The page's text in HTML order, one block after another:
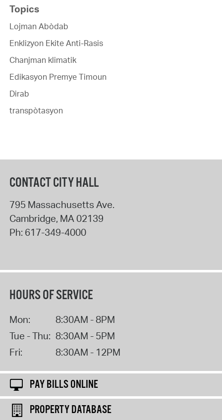
Topics
Lojman Abòdab
Enklizyon Ekite Anti-Rasis
Chanjman klimatik
Edikasyon Premye Timoun
Dirab
transpòtasyon
CONTACT CITY HALL
795 Massachusetts Ave.
Cambridge, MA02139
Ph: 617-349-4000
HOURS OF SERVICE
Mon:
8:30AM - 8PM
Tue - Thu: 8:30AM - 5PM
Fri:
8:30AM - 12PM
PAY BILLS ONLINE
PROPERTY DATABASE